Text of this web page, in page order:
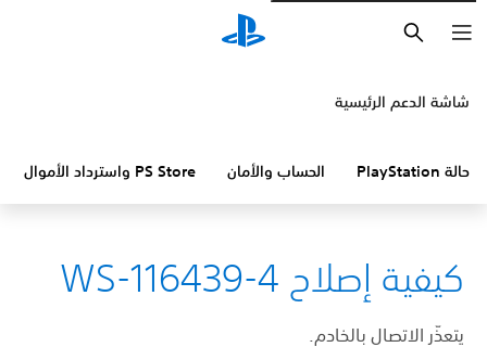
شاشة الدعم الرئيسية
حالة PlayStation الحساب والأمان PS Store واسترداد الأموال
كيفية إصلاح WS-116439-4
يتعذّر الاتصال بالخادم.